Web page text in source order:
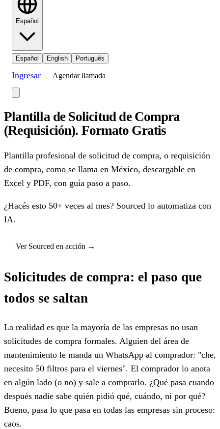
Español
Español English Português
Ingresar Agendar llamada
Plantilla de Solicitud de Compra
(Requisición). Formato Gratis
Plantilla profesional de solicitud de compra, o requisición
de compra, como se llama en México, descargable en
Excel y PDF, con guía paso a paso.
¿Hacés esto 50+ veces al mes? Sourced lo automatiza con
IA.
Ver Sourced en acción →
Solicitudes de compra: el paso que
todos se saltan
La realidad es que la mayoría de las empresas no usan
solicitudes de compra formales. Alguien del área de
mantenimiento le manda un WhatsApp al comprador: "che,
necesito 50 filtros para el viernes". El comprador lo anota
en algún lado (o no) y sale a comprarlo. ¿Qué pasa cuando
después nadie sabe quién pidió qué, cuándo, ni por qué?
Bueno, pasa lo que pasa en todas las empresas sin proceso:
caos.